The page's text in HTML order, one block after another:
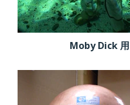
Moby Dick